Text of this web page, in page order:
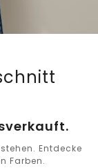
Entdecke
Farben.